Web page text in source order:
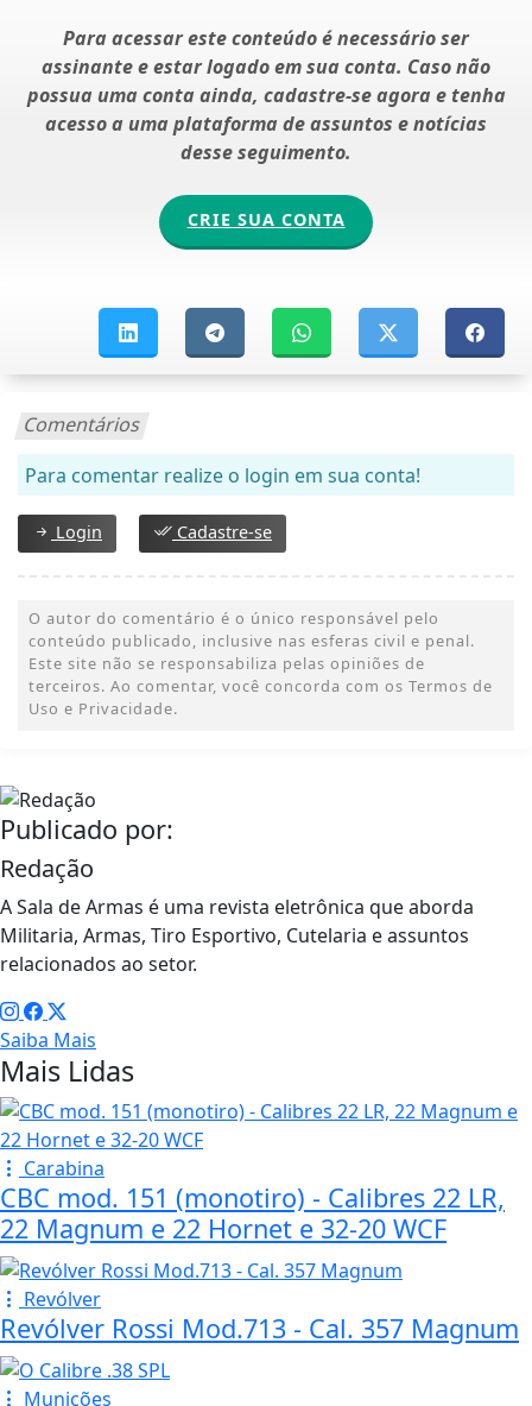
Para acessar este conteúdo é necessário ser
assinante e estar logado em sua conta. Caso não
possua uma conta ainda, cadastre-se agora e tenha
acesso a uma plataforma de assuntos e notícias
desse seguimento.
CRIE SUA CONTA
Comentários
Para comentar realize o login em sua conta!
Login Cadastre-se
O autor do comentário é o único responsável pelo
conteúdo publicado, inclusive nas esferas civil e penal.
Este site não se responsabiliza pelas opiniões de
terceiros. Ao comentar, você concorda com os Termos de
Uso e Privacidade.
Publicado por:
Redação
A Sala de Armas é uma revista eletrônica que aborda
Militaria, Armas, Tiro Esportivo, Cutelaria e assuntos
relacionados ao setor.
Saiba Mais
Mais Lidas
Carabina
CBC mod. 151 (monotiro) - Calibres 22 LR,
22 Magnum e 22 Hornet e 32-20 WCF
Revólver
Revólver Rossi Mod.713 - Cal. 357 Magnum
Munições